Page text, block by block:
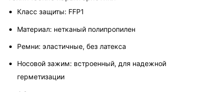
Класс защиты: FFP1
Материал: нетканый полипропилен
Ремни: эластичные, без латекса
Носовой зажим: встроенный, для надежной
герметизации